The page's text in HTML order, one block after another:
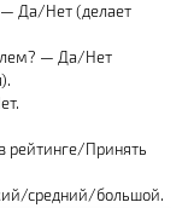
— Да/Нет (делает
— Да/Нет
рейтинге/Принять
средний/большой.